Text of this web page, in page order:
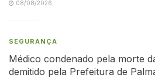
08/08/2026
SEGURANÇA
Médico condenado pela morte
demitido pela Prefeitura de